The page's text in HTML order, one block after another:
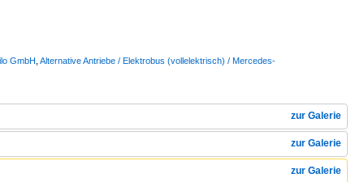
GmbH Alternative Antriebe / Elektrobus (vollelektrisch) / Mercedes-
zur Galerie
zur Galerie
zur Galerie